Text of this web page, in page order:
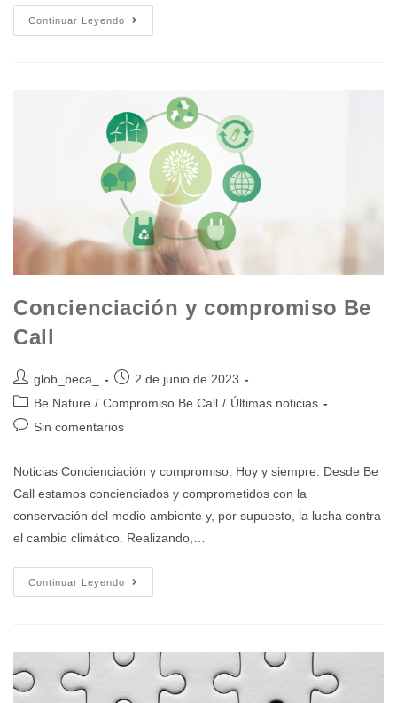
Continuar Leyendo
Concienciación y compromiso Be
Call
glob_beca_
2 de junio de 2023
Be Nature / Compromiso Be Call / Últimas noticias
Sin comentarios
Noticias Concienciación y compromiso. Hoy y siempre. Desde Be
Call estamos concienciados y comprometidos con la
conservación del medio ambiente y, por supuesto, la lucha contra
el cambio climático. Realizando,…
Continuar Leyendo